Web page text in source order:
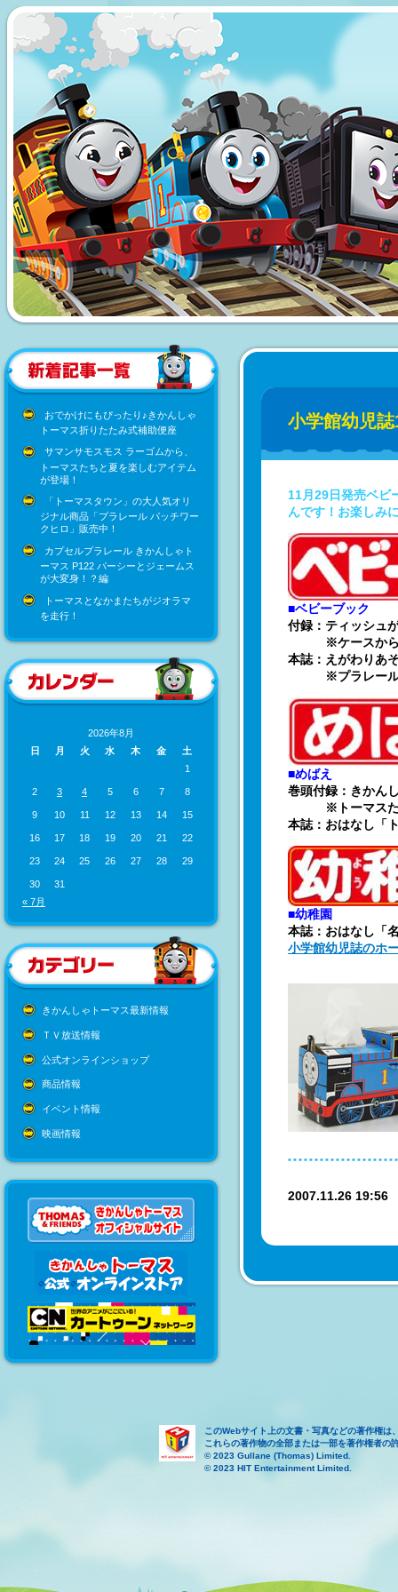
おでかけにもぴったり♪きかんしゃ
トーマス折りたたみ式補助便座
サマンサモスモス ラーゴムから、
トーマスたちと夏を楽しむアイテム
が登場！
「トーマスタウン」の大人気オリ
ジナル商品「プラレール パッチワー
クヒロ」販売中！
カプセルプラレール きかんしゃト
ーマス P122 パーシーとジェームス
が大変身！？編
トーマスとなかまたちがジオラマ
を走行！
2026年8月
日
月 火 水 木 金
土
1
2 3 4 5 6 7 8
9 10 11 12 13 14 15
16 17 18 19 20 21 22
23 24 25 26 27 28 29
30
31
« 7月
きかんしゃトーマス最新情報
ＴＶ放送情報
公式オンラインショップ
商品情報
イベント情報
映画情報
小学館幼児
11月29日発売ベビ
んです！お楽しみ
■ベビーブック
付録：ティッシュ
※ケースから煙
本誌：えがわりあ
※プラレールを
■めばえ
巻頭付録：きかん
※トーマスたち
本誌：おはなし「
■幼稚園
本誌：おはなし「
小学館幼児誌のホ
2007.11.26
このWebサイト上の文書・写真などの著作権は
これらの著作物の全部または一部を著作権者の
© 2023 Gullane (Thomas) Limited.
© 2023 HIT Entertainment Limited.